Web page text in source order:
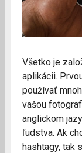
Všetko je
aplikácii.
používať
vašou
anglickom
ľudstva. Ak
hashtagy, tak